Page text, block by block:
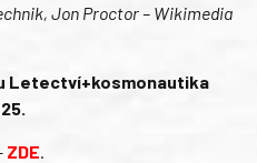
Jon Proctor – Wikimedia
Letectví+kosmonautika
ZDE